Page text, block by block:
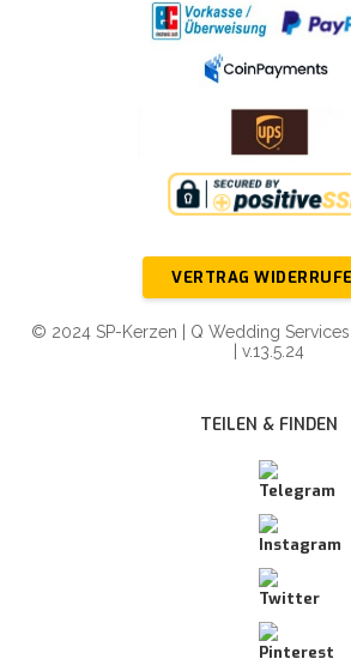
VERTRAG
© 2024 SP-Kerzen | Q Wedding
| v.13.5.24
TEILEN & FINDEN